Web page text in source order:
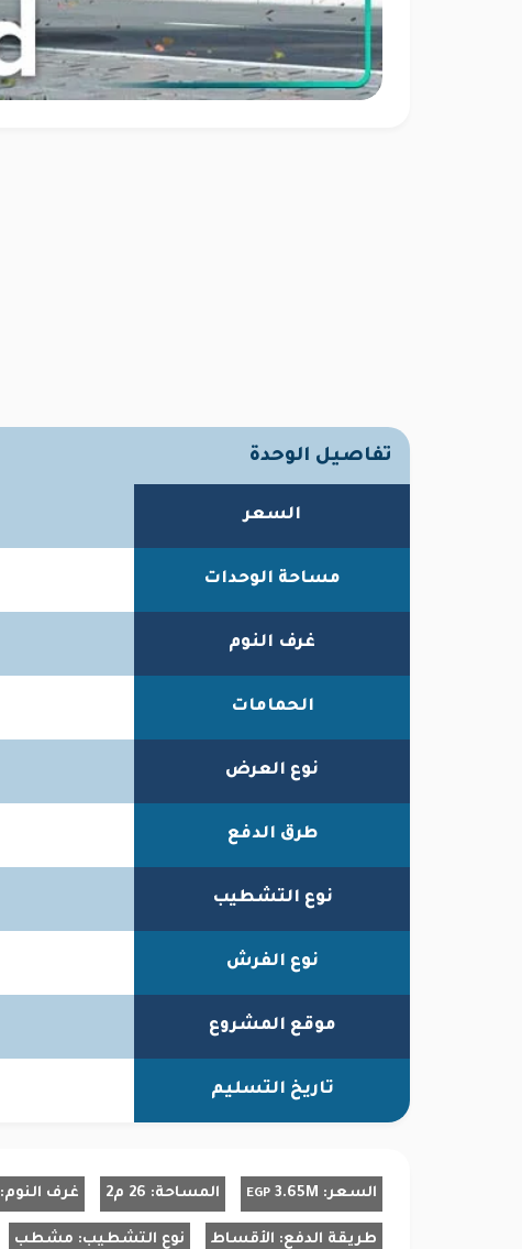
تفاصيل الوحدة
السعر
مساحة الوحدات
غرف النوم
الحمامات
نوع العرض
طرق الدفع
نوع التشطيب
نوع الفرش
موقع المشروع
تاريخ التسليم
السعر: 3.65M
EGP المساحة: 26 م2 غرف النوم:
طريقة الدفع: الأقساط نوع التشطيب: مشطب